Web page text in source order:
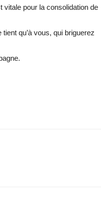
vitale pour la consolidation de
qu’à vous, qui briguerez